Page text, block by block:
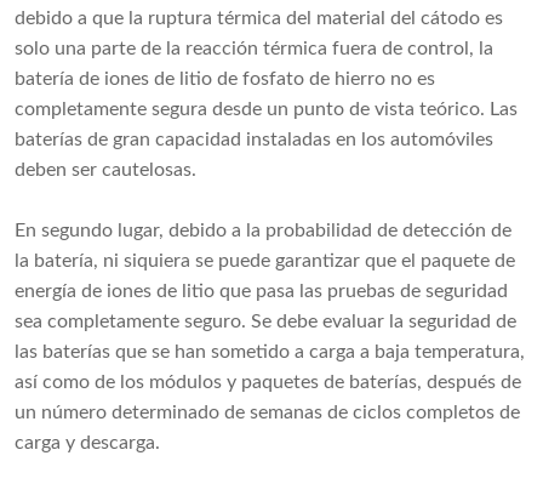
debido a que la ruptura térmica del material del cátodo es
solo una parte de la reacción térmica fuera de control, la
batería de iones de litio de fosfato de hierro no es
completamente segura desde un punto de vista teórico. Las
baterías de gran capacidad instaladas en los automóviles
deben ser cautelosas.
En segundo lugar, debido a la probabilidad de detección de
la batería, ni siquiera se puede garantizar que el paquete de
energía de iones de litio que pasa las pruebas de seguridad
sea completamente seguro. Se debe evaluar la seguridad de
las baterías que se han sometido a carga a baja temperatura,
así como de los módulos y paquetes de baterías, después de
un número determinado de semanas de ciclos completos de
carga y descarga.